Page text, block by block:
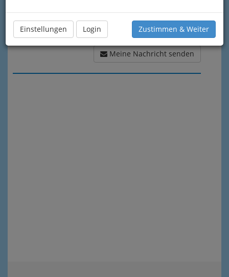
Einstellungen Login Zustimmen & Weiter
Meine Nachricht senden